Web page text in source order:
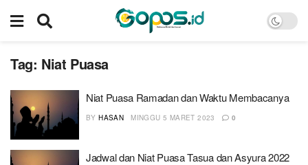
Tag: Niat Puasa
Niat Puasa Ramadan dan Waktu Membacanya
BY HASAN MINGGU 5 MARET 2023 0
Jadwal dan Niat Puasa Tasua dan Asyura 2022